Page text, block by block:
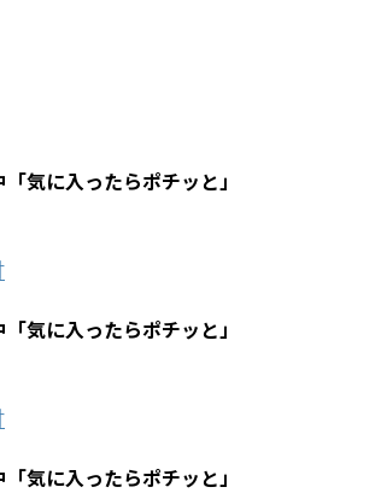
気に入ったらポチッと」
気に入ったらポチッと」
気に入ったらポチッと」